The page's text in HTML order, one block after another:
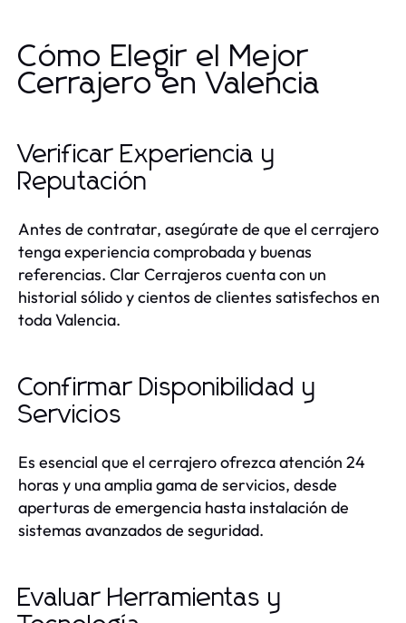
Cómo Elegir el Mejor
Cerrajero en Valencia
Verificar Experiencia y
Reputación
Antes de contratar, asegúrate de que el cerrajero
tenga experiencia comprobada y buenas
referencias. Clar Cerrajeros cuenta con un
historial sólido y cientos de clientes satisfechos en
toda Valencia.
Confirmar Disponibilidad y
Servicios
Es esencial que el cerrajero ofrezca atención 24
horas y una amplia gama de servicios, desde
aperturas de emergencia hasta instalación de
sistemas avanzados de seguridad.
Evaluar Herramientas y